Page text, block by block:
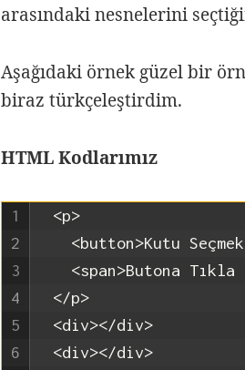
arasındaki nesnelerini
Aşağıdaki örnek güzel bir
biraz türkçeleştirdim.
HTML Kodlarımız
1
2
3
4
5
6
<p>
<button>Kutu
<span>Butona Tıkla
</p>
<div></div>
<div></div>